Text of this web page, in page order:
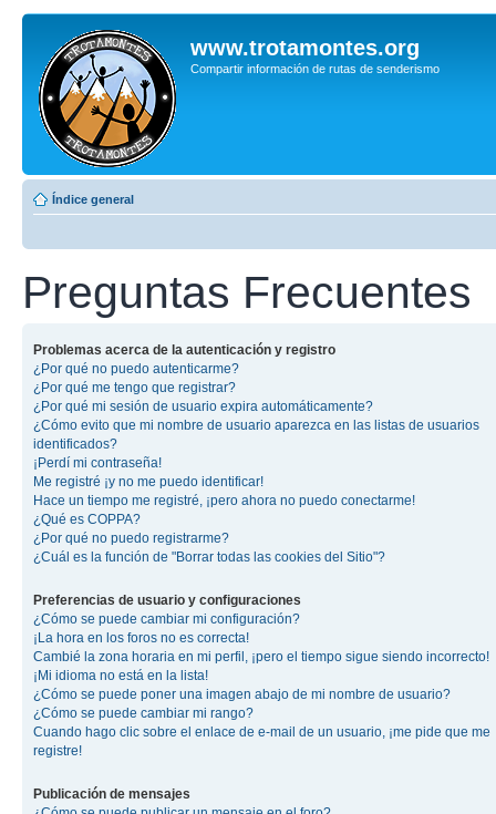
www.trotamontes.org
Compartir información de rutas de senderismo
Índice general
Preguntas Frecuentes
Problemas acerca de la autenticación y registro
¿Por qué no puedo autenticarme?
¿Por qué me tengo que registrar?
¿Por qué mi sesión de usuario expira automáticamente?
¿Cómo evito que mi nombre de usuario aparezca en las listas de usuarios
identificados?
¡Perdí mi contraseña!
Me registré ¡y no me puedo identificar!
Hace un tiempo me registré, ¡pero ahora no puedo conectarme!
¿Qué es COPPA?
¿Por qué no puedo registrarme?
¿Cuál es la función de "Borrar todas las cookies del Sitio"?
Preferencias de usuario y configuraciones
¿Cómo se puede cambiar mi configuración?
¡La hora en los foros no es correcta!
Cambié la zona horaria en mi perfil, ¡pero el tiempo sigue siendo incorrecto!
¡Mi idioma no está en la lista!
¿Cómo se puede poner una imagen abajo de mi nombre de usuario?
¿Cómo se puede cambiar mi rango?
Cuando hago clic sobre el enlace de e-mail de un usuario, ¡me pide que me
registre!
Publicación de mensajes